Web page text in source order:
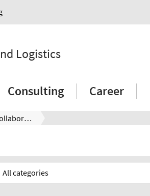
Logistics
Consulting Career
Mensch-Roboter-Kollaboration in der Produktion